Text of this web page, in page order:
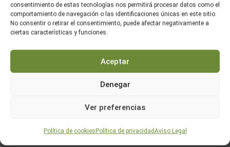
consentimiento de estas tecnologías nos permitirá procesar datos como el
comportamiento de navegación o las identificaciones únicas en este sitio.
No consentir o retirar el consentimiento, puede afectar negativamente a
ciertas características y funciones.
Aceptar
Denegar
Ver preferencias
Política de cookiesPolítica de privacidadAviso Legal
Seguir Leyendo